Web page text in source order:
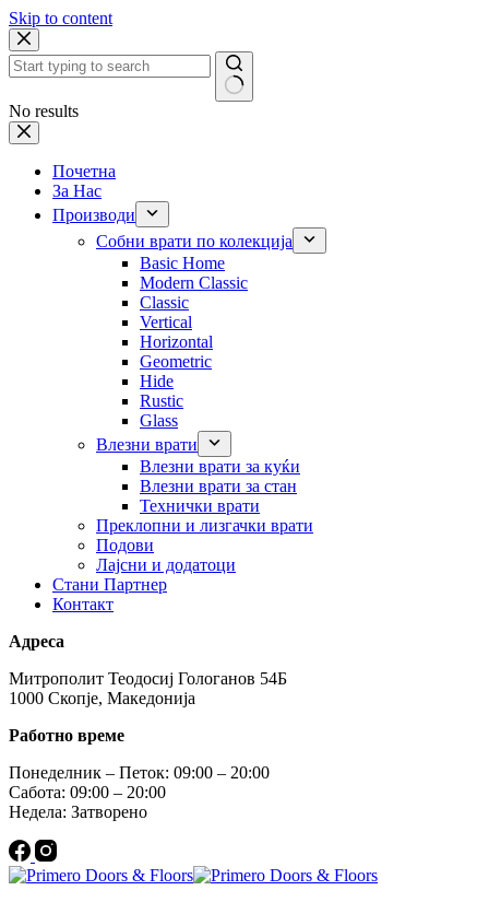
Skip to content
No results
Почетна
За Нас
Производи
Собни врати по колекција
Basic Home
Modern Classic
Classic
Vertical
Horizontal
Geometric
Hide
Rustic
Glass
Влезни врати
Влезни врати за куќи
Влезни врати за стан
Технички врати
Преклопни и лизгачки врати
Подови
Лајсни и додатоци
Стани Партнер
Контакт
Адреса
Митрополит Теодосиј Гологанов 54Б
1000 Скопје, Македонија
Работно време
Понеделник – Петок: 09:00 – 20:00
Сабота: 09:00 – 20:00
Недела: Затворено